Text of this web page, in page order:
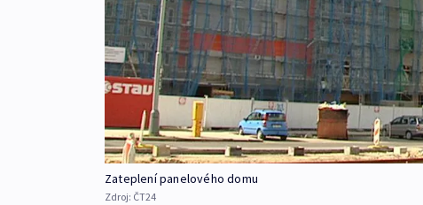
Zateplení panelového domu
Zdroj: ČT24